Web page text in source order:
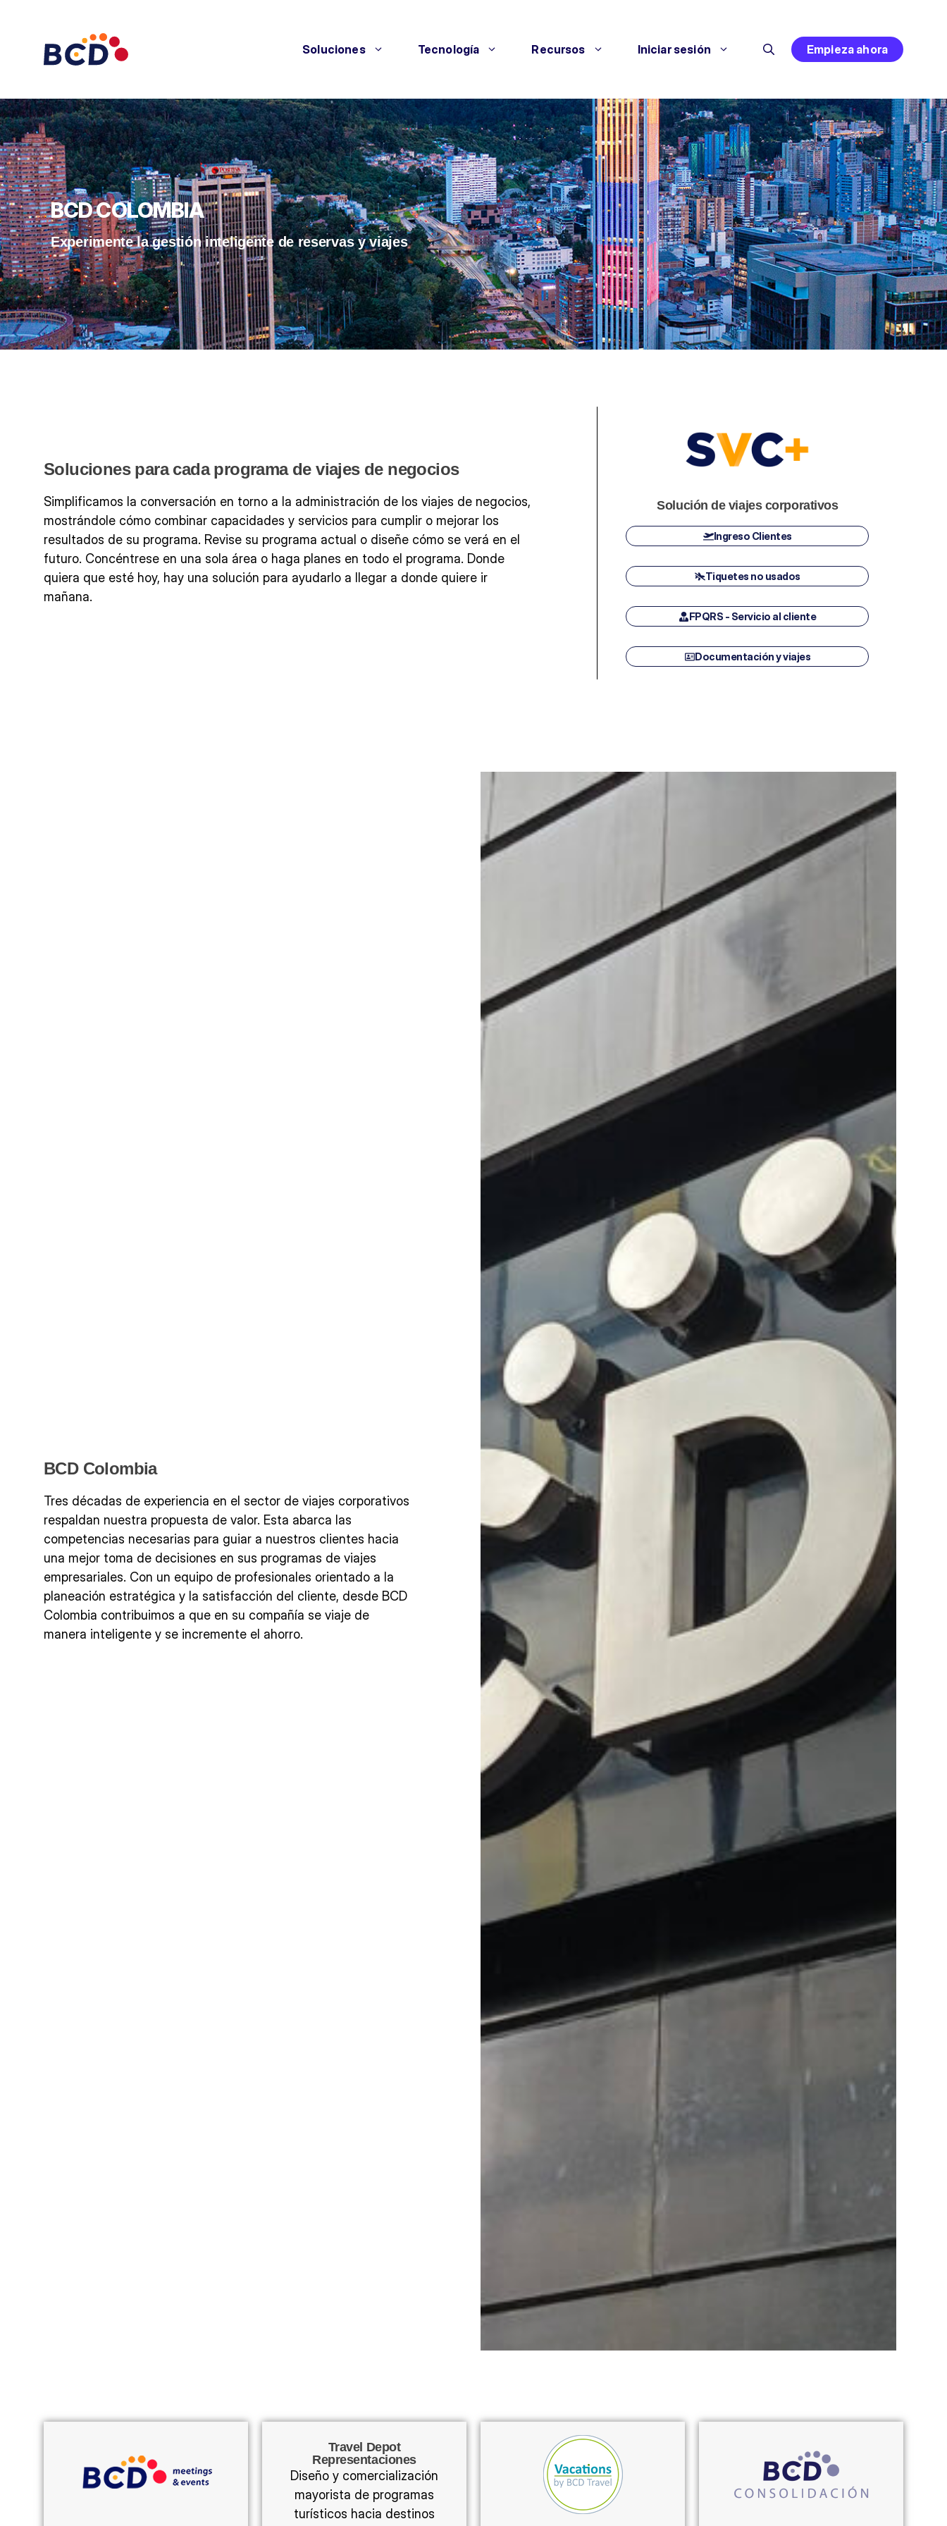
Soluciones Tecnología Recursos Iniciar sesión Empieza ahora
BCD COLOMBIA
Experimente la gestión inteligente de reservas y viajes
Soluciones para cada programa de viajes de negocios
Simplificamos la conversación en torno a la administración de los viajes de negocios,
mostrándole cómo combinar capacidades y servicios para cumplir o mejorar los
resultados de su programa. Revise su programa actual o diseñe cómo se verá en el
futuro. Concéntrese en una sola área o haga planes en todo el programa. Donde
quiera que esté hoy, hay una solución para ayudarlo a llegar a donde quiere ir
mañana.
Solución de viajes corporativos
Ingreso Clientes
Tiquetes no usados
FPQRS - Servicio al cliente
Documentación y viajes
BCD Colombia
Tres décadas de experiencia en el sector de viajes corporativos
respaldan nuestra propuesta de valor. Esta abarca las
competencias necesarias para guiar a nuestros clientes hacia
una mejor toma de decisiones en sus programas de viajes
empresariales. Con un equipo de profesionales orientado a la
planeación estratégica y la satisfacción del cliente, desde BCD
Colombia contribuimos a que en su compañía se viaje de
manera inteligente y se incremente el ahorro.
Travel Depot
Representaciones
Diseño y comercialización
mayorista de programas
turísticos hacia destinos